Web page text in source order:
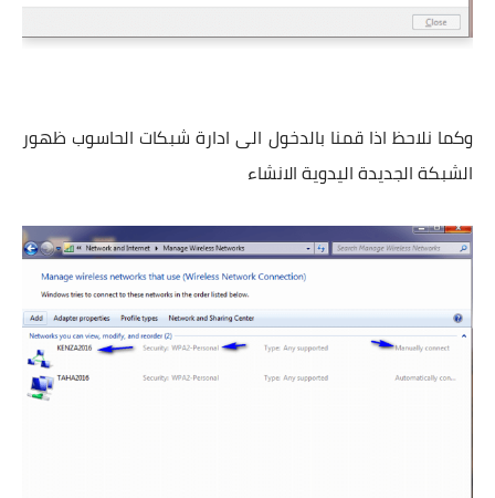
وكما نلاحظ اذا قمنا بالدخول الى ادارة شبكات الحاسوب ظهور
الشبكة الجديدة اليدوية الانشاء